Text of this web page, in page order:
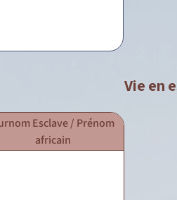
Vie en
Esclave / Prénom
africain